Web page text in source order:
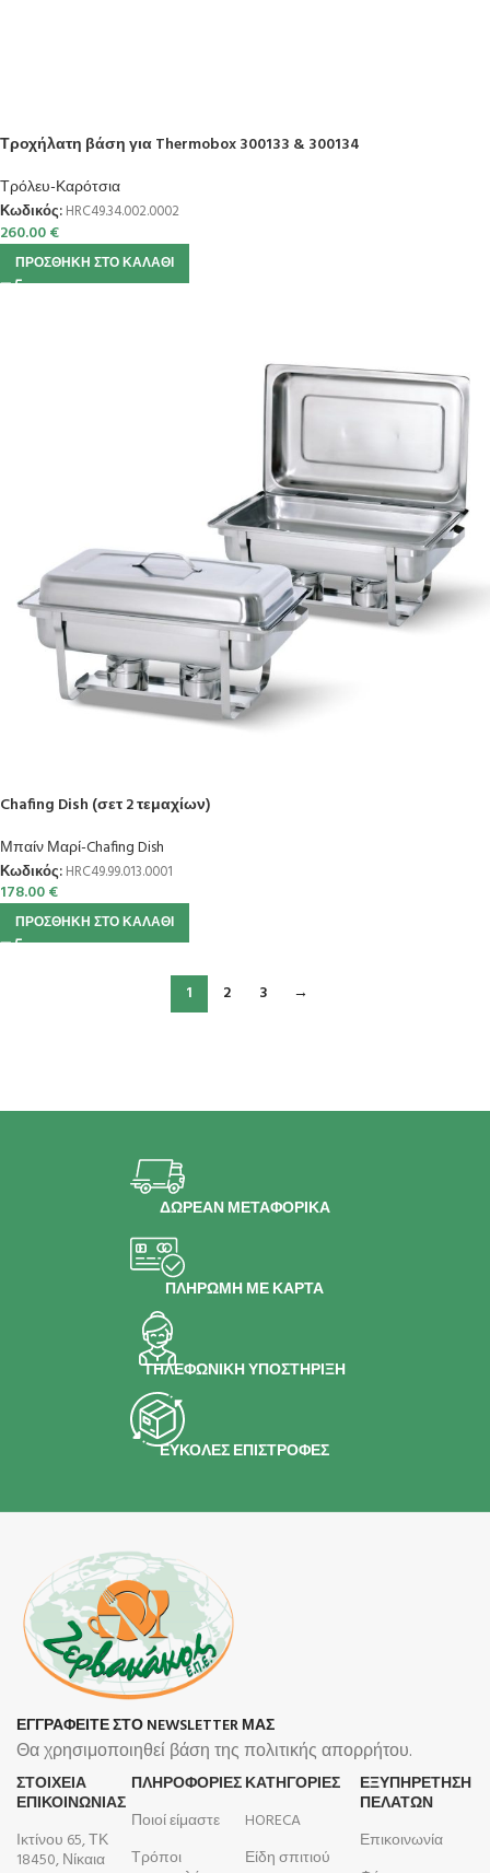
Τροχήλατη βάση για Thermobox 300133 & 300134
Τρόλευ-Καρότσια
Κωδικός: HRC49.34.002.0002
260.00€
ΠΡΟΣΘΉΚΗ ΣΤΟ ΚΑΛΆΘΙ
Chafing Dish (σετ 2 τεμαχίων)
Μπαίν Μαρί-Chafing Dish
Κωδικός: HRC49.99.013.0001
178.00€
ΠΡΟΣΘΉΚΗ ΣΤΟ ΚΑΛΆΘΙ
1 2 3 →
ΔΩΡΕΑΝ ΜΕΤΑΦΟΡΙΚΑ
ΠΛΗΡΩΜΗ ΜΕ ΚΑΡΤΑ
ΤΗΛΕΦΩΝΙΚΗ ΥΠΟΣΤΗΡΙΞΗ
ΕΥΚΟΛΕΣ ΕΠΙΣΤΡΟΦΕΣ
ΕΓΓΡΑΦΕΙΤΕ ΣΤΟ NEWSLETTER ΜΑΣ
Θα χρησιμοποιηθεί βάση της πολιτικής απορρήτου.
ΣΤΟΙΧΕΙΑ
ΕΠΙΚΟΙΝΩΝΙΑΣ
Ικτίνου 65, ΤΚ
18450, Νίκαια
ΠΛΗΡΟΦΟΡΊΕΣ
Ποιοί είμαστε
Τρόποι
ΚΑΤΗΓΟΡΙΕΣ
HORECA
Είδη σπιτιού
ΕΞΥΠΗΡΕΤΗΣΗ
ΠΕΛΑΤΩΝ
Επικοινωνία